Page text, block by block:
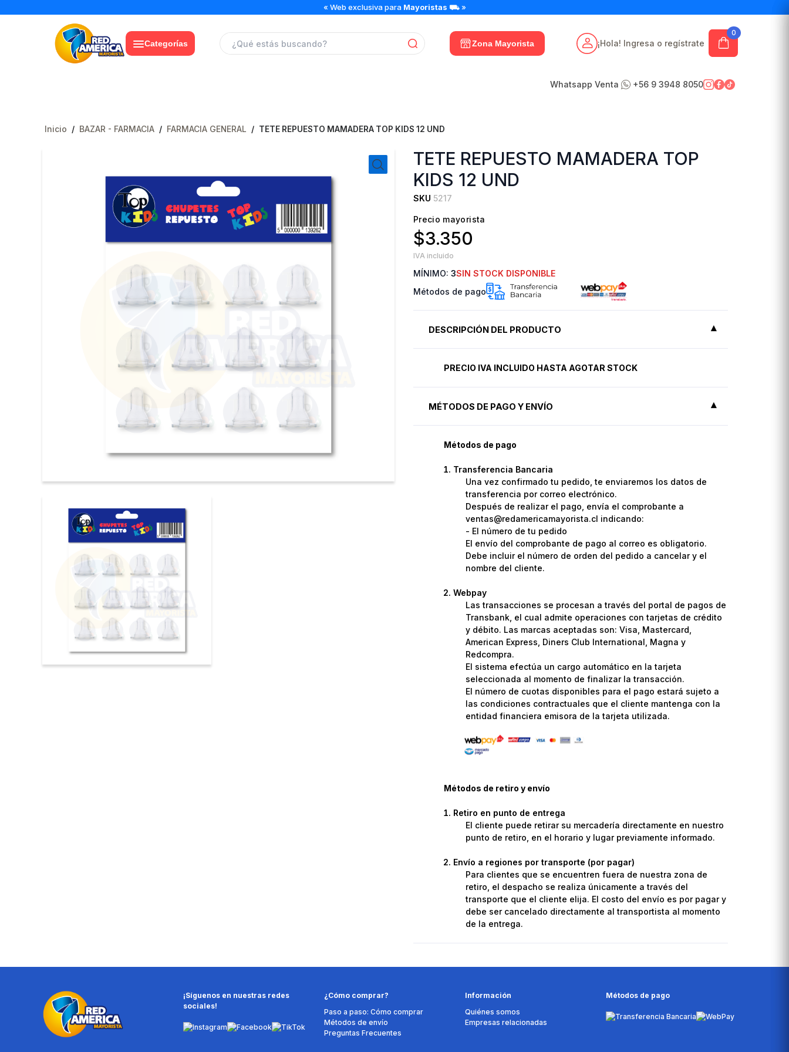
« Web exclusiva para Mayoristas ⛟ »
Categorías Zona Mayorista
0
¡Hola! Ingresa o regístrate
Whatsapp Venta +56 9 3948 8050
Inicio / BAZAR - FARMACIA / FARMACIA GENERAL / TETE REPUESTO MAMADERA TOP KIDS 12 UND
TETE REPUESTO MAMADERA TOP
KIDS 12 UND
SKU 5217
Precio mayorista
$3.350
IVA incluido
MÍNIMO: 3SIN STOCK DISPONIBLE
Métodos de pago
DESCRIPCIÓN DEL PRODUCTO
PRECIO IVA INCLUIDO HASTA AGOTAR STOCK
MÉTODOS DE PAGO Y ENVÍO
Métodos de pago
Transferencia Bancaria
Una vez confirmado tu pedido, te enviaremos los datos de
transferencia por correo electrónico.
Después de realizar el pago, envía el comprobante a
ventas@redamericamayorista.cl indicando:
- El número de tu pedido
El envío del comprobante de pago al correo es obligatorio.
Debe incluir el número de orden del pedido a cancelar y el
nombre del cliente.
Webpay
Las transacciones se procesan a través del portal de pagos de
Transbank, el cual admite operaciones con tarjetas de crédito
y débito. Las marcas aceptadas son: Visa, Mastercard,
American Express, Diners Club International, Magna y
Redcompra.
El sistema efectúa un cargo automático en la tarjeta
seleccionada al momento de finalizar la transacción.
El número de cuotas disponibles para el pago estará sujeto a
las condiciones contractuales que el cliente mantenga con la
entidad financiera emisora de la tarjeta utilizada.
Métodos de retiro y envío
Retiro en punto de entrega
El cliente puede retirar su mercadería directamente en nuestro
punto de retiro, en el horario y lugar previamente informado.
Envío a regiones por transporte (por pagar)
Para clientes que se encuentren fuera de nuestra zona de
retiro, el despacho se realiza únicamente a través del
transporte que el cliente elija. El costo del envío es por pagar y
debe ser cancelado directamente al transportista al momento
de la entrega.
¡Síguenos en nuestras redes
sociales!
¿Cómo comprar?
Paso a paso: Cómo comprar
Métodos de envío
Preguntas Frecuentes
Información
Quiénes somos
Empresas relacionadas
Métodos de pago